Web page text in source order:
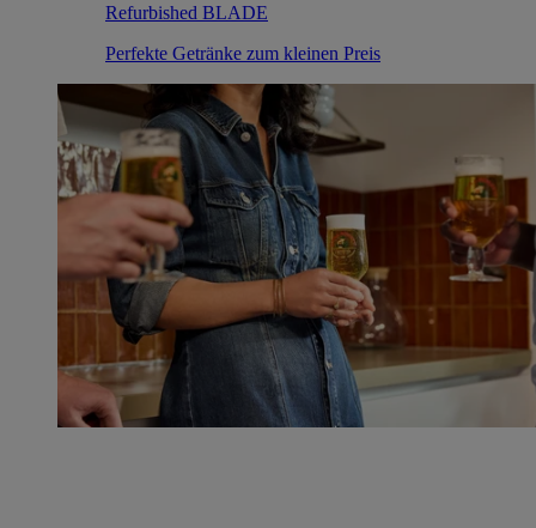
Refurbished BLADE
Perfekte Getränke zum kleinen Preis